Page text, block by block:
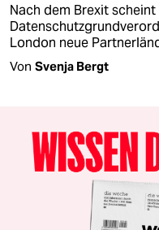
Nach dem Brexit
London neue
Von Svenja Bergt